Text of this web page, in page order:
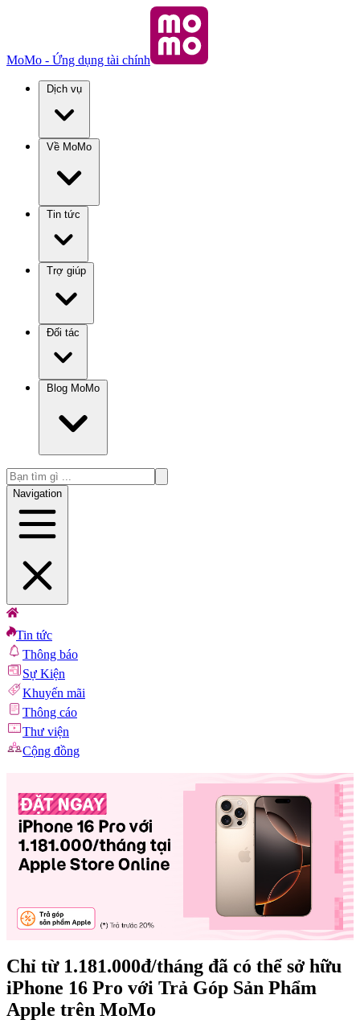
MoMo - Ứng dụng tài chính
Dịch vụ
Về MoMo
Tin tức
Trợ giúp
Đối tác
Blog MoMo
Navigation
Tin tức
Thông báo
Sự Kiện
Khuyến mãi
Thông cáo
Thư viện
Cộng đồng
Chỉ từ 1.181.000đ/tháng đã có thể sở hữu
iPhone 16 Pro với Trả Góp Sản Phẩm
Apple trên MoMo